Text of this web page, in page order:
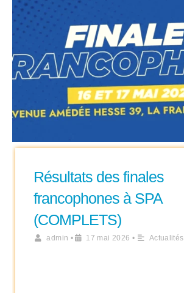
Résultats des finales
francophones à SPA
(COMPLETS)
admin • 17 mai 2026 • Actualités